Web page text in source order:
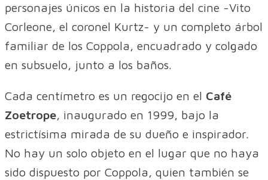
personajes únicos en la historia del cine -Vito
Corleone, el coronel Kurtz- y un completo árbol
familiar de los Coppola, encuadrado y colgado
en subsuelo, junto a los baños.
Cada centímetro es un regocijo en el Café
Zoetrope, inaugurado en 1999, bajo la
estrictísima mirada de su dueño e inspirador.
No hay un solo objeto en el lugar que no haya
sido dispuesto por Coppola, quien también se